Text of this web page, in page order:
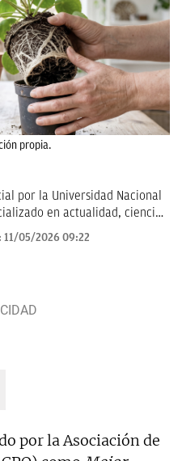
propia.
por la Universidad Nacional
en actualidad, ciencia
sociales, con un enfoque
al lector cómo los grandes
11/05/2026 09:22
por la Asociación de